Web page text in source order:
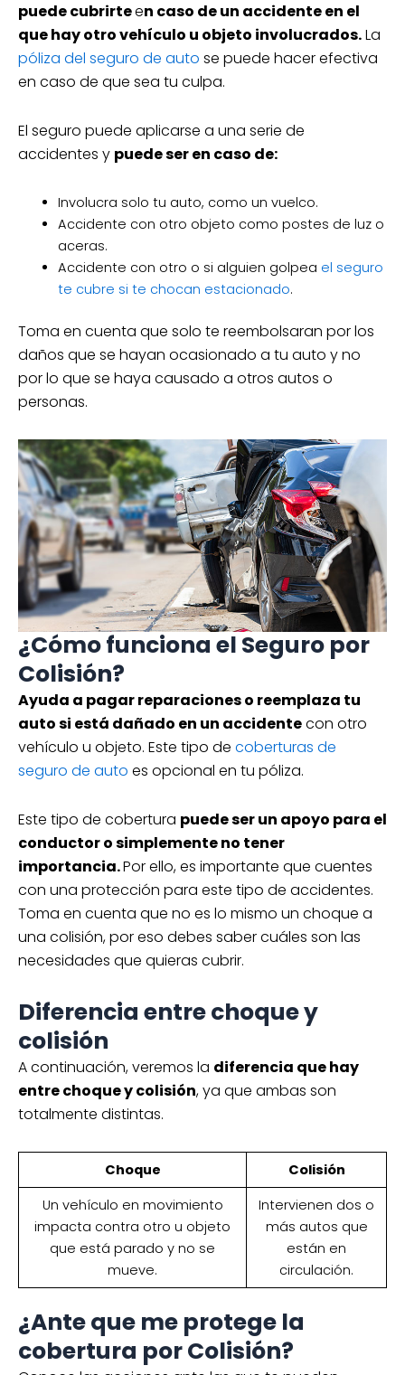
puede cubrirteen caso de un accidente en el
que hay otro vehículo u objeto involucrados.La
póliza del seguro de auto se puede hacer efectiva
en caso de que sea tu culpa.
El seguro puede aplicarse a una serie de
accidentes y puede ser en caso de:
Involucra solo tu auto, como un vuelco.
Accidente con otro objeto como postes de luz o
aceras.
Accidente con otro o si alguien golpea el seguro
te cubre si te chocan estacionado.
Toma en cuenta que solo te reembolsaran por los
daños que se hayan ocasionado a tu auto y no
por lo que se haya causado a otros autos o
personas.
¿Cómo funciona el Seguro por
Colisión?
Ayuda a pagar reparaciones o reemplaza tu
auto si está dañado en un accidentecon otro
vehículo u objeto. Este tipo de coberturas de
seguro de auto es opcional en tu póliza.
Este tipo de cobertura puede ser un apoyo para el
conductor o simplemente no tener
importancia.Por ello, es importante que cuentes
con una protección para este tipo de accidentes.
Toma en cuenta que no es lo mismo un choque a
una colisión, por eso debes saber cuáles son las
necesidades que quieras cubrir.
Diferencia entre choque y
colisión
A continuación, veremos la diferencia que hay
entre choque y colisión, ya que ambas son
totalmente distintas.
Choque
Colisión
Un vehículo en movimiento
impacta contra otro u objeto
que está parado y no se
mueve.
Intervienen dos o
más autos que
están en
circulación.
¿Ante que me protege la
cobertura por Colisión?